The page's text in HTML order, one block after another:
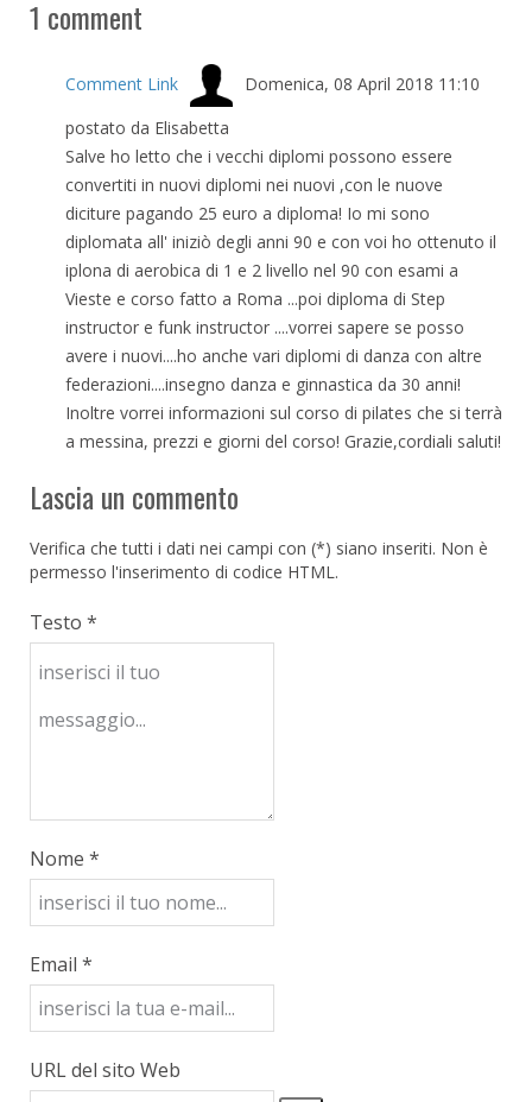
1 comment
Comment Link
Domenica, 08 April 2018 11:10
postato da Elisabetta
Salve ho letto che i vecchi diplomi possono essere
convertiti in nuovi diplomi nei nuovi ,con le nuove
diciture pagando 25 euro a diploma! Io mi sono
diplomata all' iniziò degli anni 90 e con voi ho ottenuto il
iplona di aerobica di 1 e 2 livello nel 90 con esami a
Vieste e corso fatto a Roma ...poi diploma di Step
instructor e funk instructor ....vorrei sapere se posso
avere i nuovi....ho anche vari diplomi di danza con altre
federazioni....insegno danza e ginnastica da 30 anni!
Inoltre vorrei informazioni sul corso di pilates che si terrà
a messina, prezzi e giorni del corso! Grazie,cordiali saluti!
Lascia un commento
Verifica che tutti i dati nei campi con (*) siano inseriti. Non è
permesso l'inserimento di codice HTML.
Testo *
Nome *
Email *
URL del sito Web